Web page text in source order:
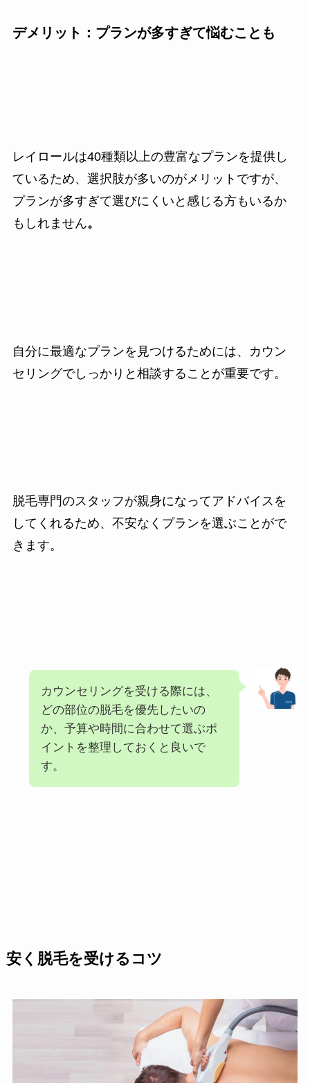
デメリット：プランが多すぎて悩むことも
レイロールは40種類以上の豊富なプランを提供し
ているため、選択肢が多いのがメリットですが、
プランが多すぎて選びにくいと感じる方もいるか
もしれません。
自分に最適なプランを見つけるためには、カウン
セリングでしっかりと相談することが重要です。
脱毛専門のスタッフが親身になってアドバイスを
してくれるため、不安なくプランを選ぶことがで
きます。
カウンセリングを受ける際には、
どの部位の脱毛を優先したいの
か、予算や時間に合わせて選ぶポ
イントを整理しておくと良いで
す。
安く脱毛を受けるコツ